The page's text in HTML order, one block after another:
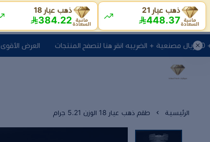
العرض الأقوى سعر جرام اليوم + 10 ريال
الرئيسية طقم ذهب عيار 18 الوزن 5.21 جرام
ذهب عيار 21
448.37
ذهب عيار 18
384.22